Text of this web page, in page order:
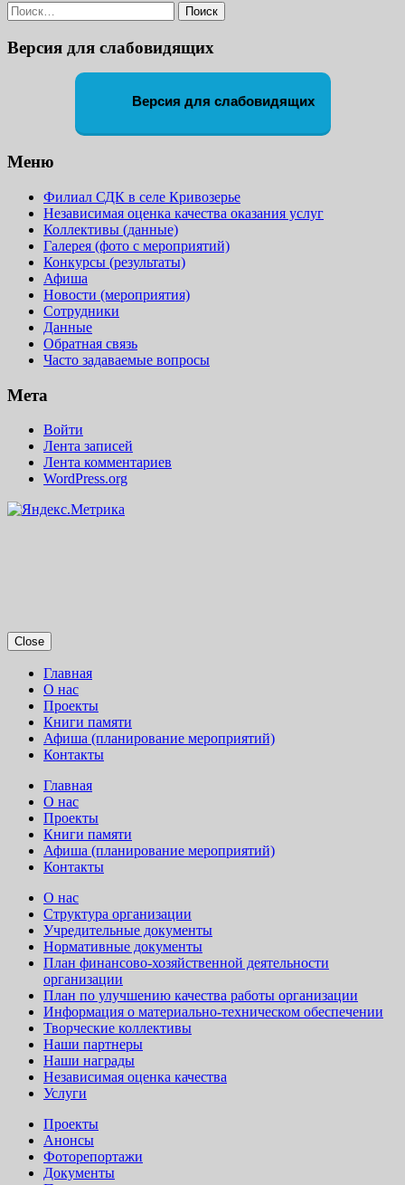
Найти:
Версия для слабовидящих
Версия для слабовидящих
Меню
Филиал СДК в селе Кривозерье
Независимая оценка качества оказания услуг
Коллективы (данные)
Галерея (фото с мероприятий)
Конкурсы (результаты)
Афиша
Новости (мероприятия)
Сотрудники
Данные
Обратная связь
Часто задаваемые вопросы
Мета
Войти
Лента записей
Лента комментариев
WordPress.org
Close
Главная
О нас
Проекты
Книги памяти
Афиша (планирование мероприятий)
Контакты
Главная
О нас
Проекты
Книги памяти
Афиша (планирование мероприятий)
Контакты
О нас
Структура организации
Учредительные документы
Нормативные документы
План финансово-хозяйственной деятельности
организации
План по улучшению качества работы организации
Информация о материально-техническом обеспечении
Творческие коллективы
Наши партнеры
Наши награды
Независимая оценка качества
Услуги
Проекты
Анонсы
Фоторепортажи
Документы